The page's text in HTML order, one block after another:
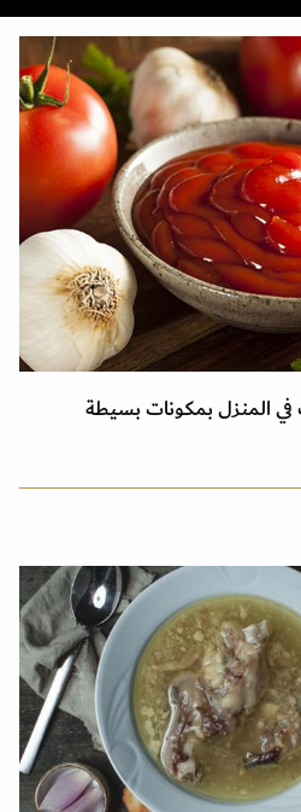
المنزل بمكونات بسيطة